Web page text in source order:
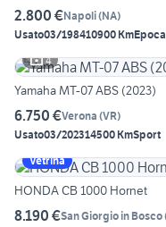
2.800 €Napoli(NA)
Usato03/198410900 KmEpoca
4
Yamaha MT-07 ABS (2023)
6.750 €Verona (VR)
Usato03/202314500 KmSport
Vetrina
HONDA CB 1000 Hornet
8.190 €San Giorgio in Bosco